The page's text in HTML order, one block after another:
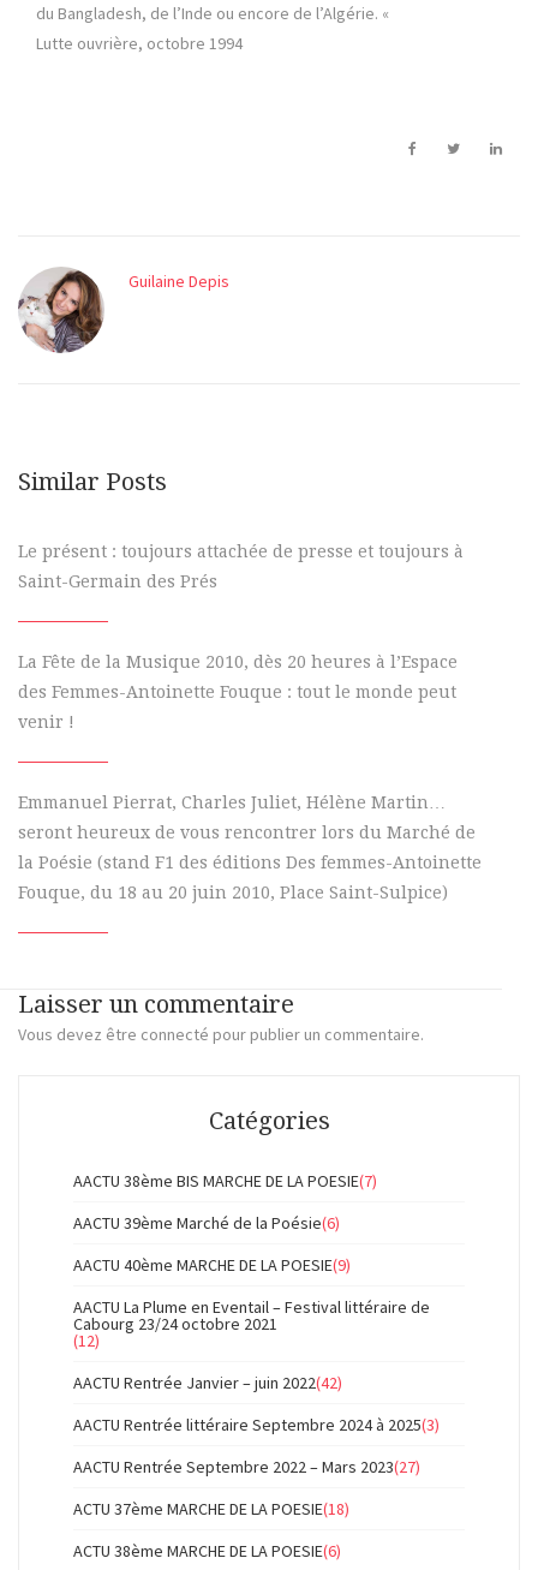
du Bangladesh, de l’Inde ou encore de l’Algérie. «
Lutte ouvrière, octobre 1994
Guilaine Depis
Similar Posts
Le présent : toujours attachée de presse et toujours à
Saint-Germain des Prés
La Fête de la Musique 2010, dès 20 heures à l’Espace
des Femmes-Antoinette Fouque : tout le monde peut
venir !
Emmanuel Pierrat, Charles Juliet, Hélène Martin…
seront heureux de vous rencontrer lors du Marché de
la Poésie (stand F1 des éditions Des femmes-Antoinette
Fouque, du 18 au 20 juin 2010, Place Saint-Sulpice)
Laisser un commentaire
Vous devez être connecté pour publier un commentaire.
Catégories
AACTU 38ème BIS MARCHE DE LA POESIE(7)
AACTU 39ème Marché de la Poésie(6)
AACTU 40ème MARCHE DE LA POESIE(9)
AACTU La Plume en Eventail – Festival littéraire de
Cabourg 23/24 octobre 2021
(12)
AACTU Rentrée Janvier – juin 2022(42)
AACTU Rentrée littéraire Septembre 2024 à 2025(3)
AACTU Rentrée Septembre 2022 – Mars 2023(27)
ACTU 37ème MARCHE DE LA POESIE(18)
ACTU 38ème MARCHE DE LA POESIE(6)